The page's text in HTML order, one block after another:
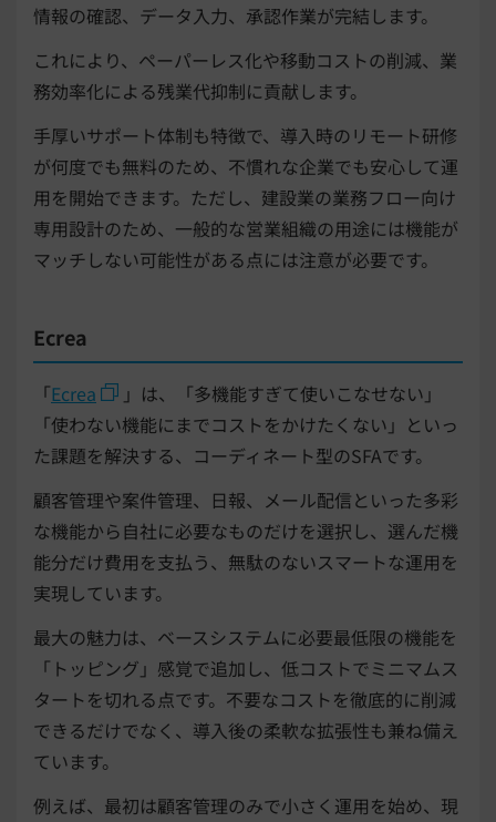
情報の確認、データ入力、承認作業が完結します。
これにより、ペーパーレス化や移動コストの削減、業
務効率化による残業代抑制に貢献します。
手厚いサポート体制も特徴で、導入時のリモート研修
が何度でも無料のため、不慣れな企業でも安心して運
用を開始できます。ただし、建設業の業務フロー向け
専用設計のため、一般的な営業組織の用途には機能が
マッチしない可能性がある点には注意が必要です。
Ecrea
「Ecrea
」は、「多機能すぎて使いこなせない」
「使わない機能にまでコストをかけたくない」といっ
た課題を解決する、コーディネート型のSFAです。
顧客管理や案件管理、日報、メール配信といった多彩
な機能から自社に必要なものだけを選択し、選んだ機
能分だけ費用を支払う、無駄のないスマートな運用を
実現しています。
最大の魅力は、ベースシステムに必要最低限の機能を
「トッピング」感覚で追加し、低コストでミニマムス
タートを切れる点です。不要なコストを徹底的に削減
できるだけでなく、導入後の柔軟な拡張性も兼ね備え
ています。
例えば、最初は顧客管理のみで小さく運用を始め、現